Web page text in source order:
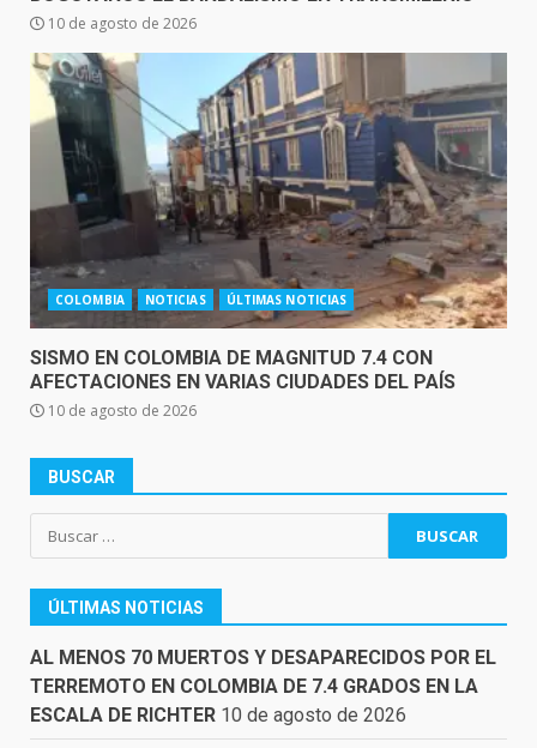
10 de agosto de 2026
COLOMBIA NOTICIAS ÚLTIMAS NOTICIAS
SISMO EN COLOMBIA DE MAGNITUD 7.4 CON
AFECTACIONES EN VARIAS CIUDADES DEL PAÍS
10 de agosto de 2026
BUSCAR
Buscar:
ÚLTIMAS NOTICIAS
AL MENOS 70 MUERTOS Y DESAPARECIDOS POR EL
TERREMOTO EN COLOMBIA DE 7.4 GRADOS EN LA
ESCALA DE RICHTER 10 de agosto de 2026